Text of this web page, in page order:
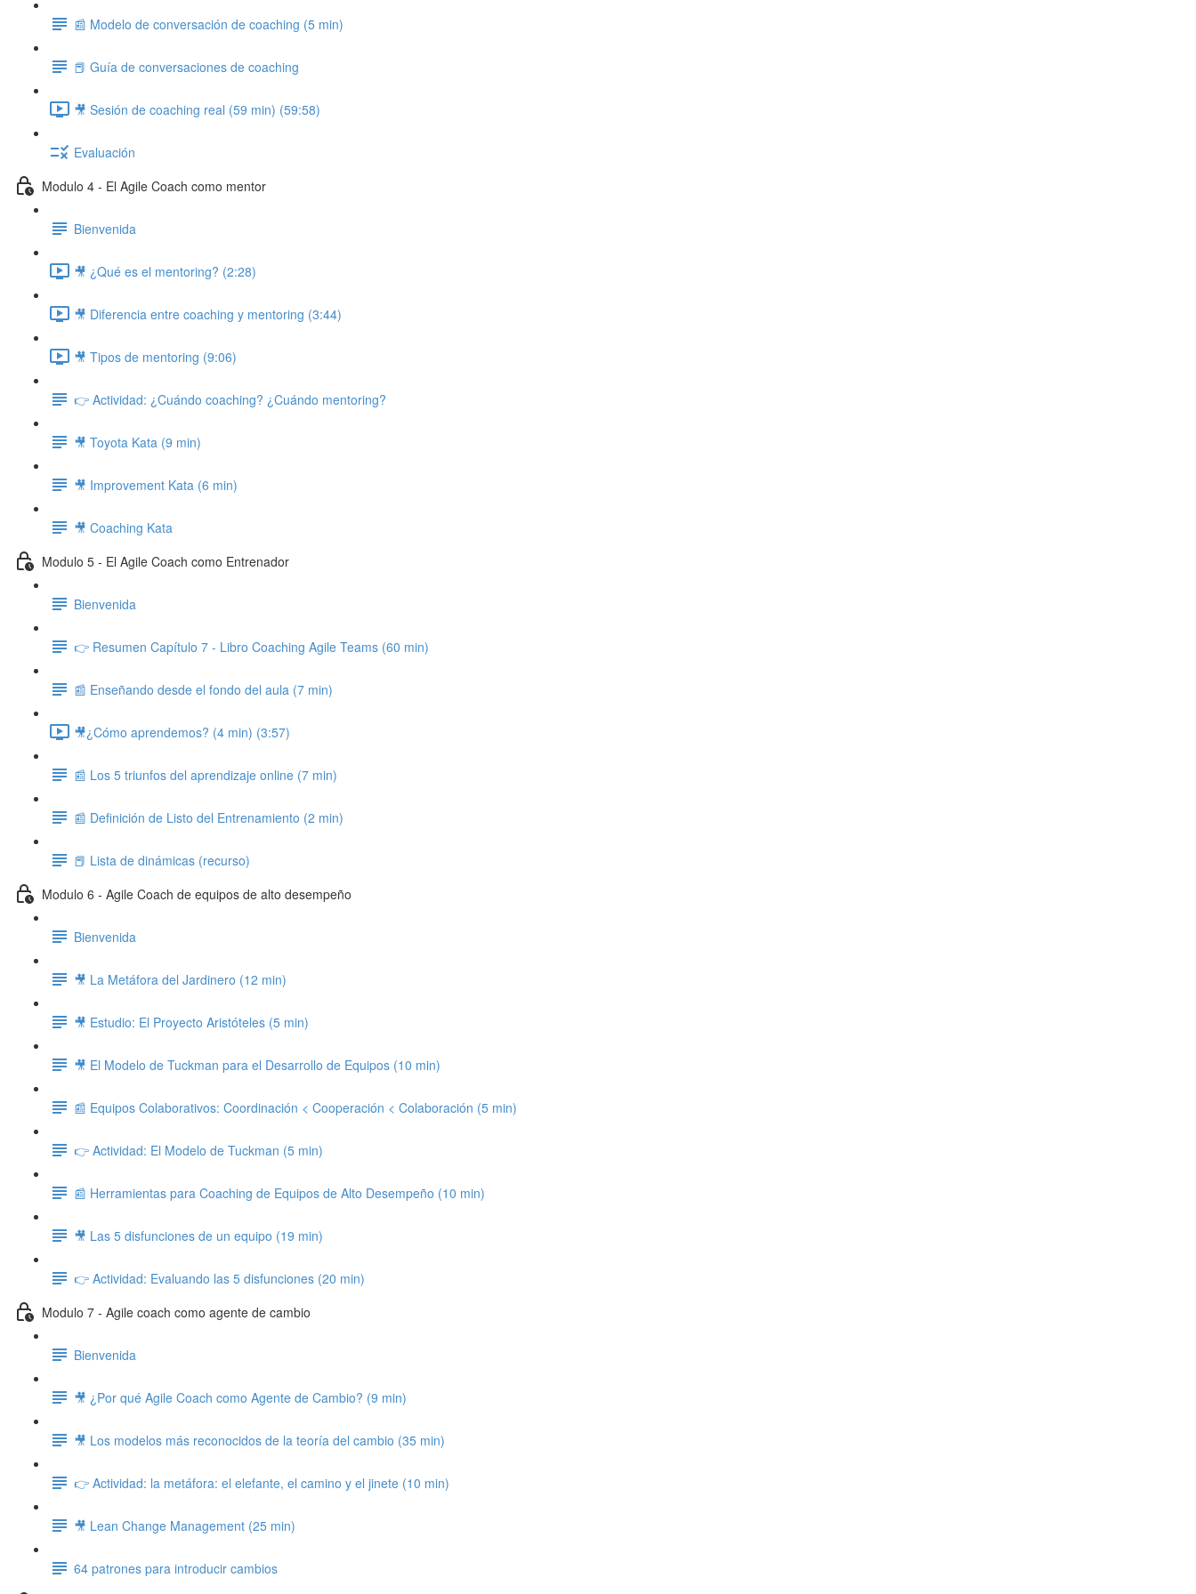
📰 Modelo de conversación de coaching (5 min)
📕 Guía de conversaciones de coaching
🎥 Sesión de coaching real (59 min) (59:58)
Evaluación
Modulo 4 - El Agile Coach como mentor
Bienvenida
🎥 ¿Qué es el mentoring? (2:28)
🎥 Diferencia entre coaching y mentoring (3:44)
🎥 Tipos de mentoring (9:06)
👉 Actividad: ¿Cuándo coaching? ¿Cuándo mentoring?
🎥 Toyota Kata (9 min)
🎥 Improvement Kata (6 min)
🎥 Coaching Kata
Modulo 5 - El Agile Coach como Entrenador
Bienvenida
👉 Resumen Capítulo 7 - Libro Coaching Agile Teams (60 min)
📰 Enseñando desde el fondo del aula (7 min)
🎥¿Cómo aprendemos? (4 min) (3:57)
📰 Los 5 triunfos del aprendizaje online (7 min)
📰 Definición de Listo del Entrenamiento (2 min)
📕 Lista de dinámicas (recurso)
Modulo 6 - Agile Coach de equipos de alto desempeño
Bienvenida
🎥 La Metáfora del Jardinero (12 min)
🎥 Estudio: El Proyecto Aristóteles (5 min)
🎥 El Modelo de Tuckman para el Desarrollo de Equipos (10 min)
📰 Equipos Colaborativos: Coordinación < Cooperación < Colaboración (5 min)
👉 Actividad: El Modelo de Tuckman (5 min)
📰 Herramientas para Coaching de Equipos de Alto Desempeño (10 min)
🎥 Las 5 disfunciones de un equipo (19 min)
👉 Actividad: Evaluando las 5 disfunciones (20 min)
Modulo 7 - Agile coach como agente de cambio
Bienvenida
🎥 ¿Por qué Agile Coach como Agente de Cambio? (9 min)
🎥 Los modelos más reconocidos de la teoría del cambio (35 min)
👉 Actividad: la metáfora: el elefante, el camino y el jinete (10 min)
🎥 Lean Change Management (25 min)
64 patrones para introducir cambios